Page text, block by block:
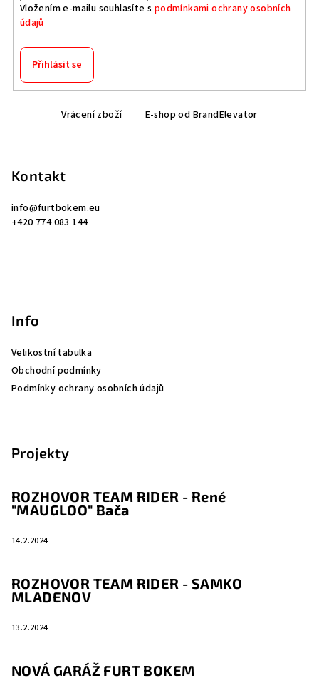
Vložením e-mailu souhlasíte s podmínkami ochrany osobních
údajů
Přihlásit se
Vrácení zboží E-shop od BrandElevator
Kontakt
info@furtbokem.eu
+420 774 083 144
Info
Velikostní tabulka
Obchodní podmínky
Podmínky ochrany osobních údajů
Projekty
ROZHOVOR TEAM RIDER - René
"MAUGLOO" Bača
14.2.2024
ROZHOVOR TEAM RIDER - SAMKO
MLADENOV
13.2.2024
NOVÁ GARÁŽ FURT BOKEM